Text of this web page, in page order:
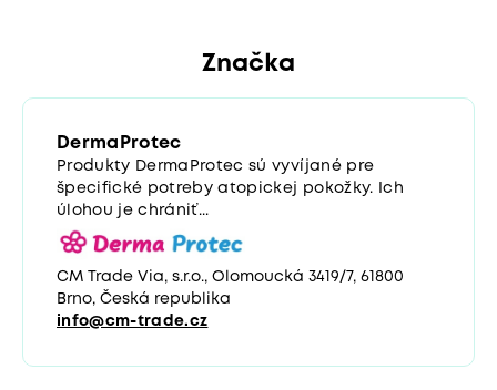
Značka
DermaProtec
Produkty DermaProtec sú vyvíjané pre
špecifické potreby atopickej pokožky. Ich
úlohou je chrániť...
CM Trade Via, s.r.o., Olomoucká 3419/7, 61800
Brno, Česká republika
info@cm-trade.cz